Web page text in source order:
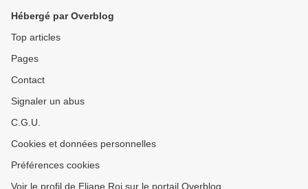
Hébergé par Overblog
Top articles
Pages
Contact
Signaler un abus
C.G.U.
Cookies et données personnelles
Préférences cookies
Voir le profil de Eliane Roi sur le portail Overblog